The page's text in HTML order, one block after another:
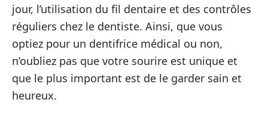
jour, l’utilisation du fil dentaire et des contrôles
réguliers chez le dentiste. Ainsi, que vous
optiez pour un dentifrice médical ou non,
n’oubliez pas que votre sourire est unique et
que le plus important est de le garder sain et
heureux.